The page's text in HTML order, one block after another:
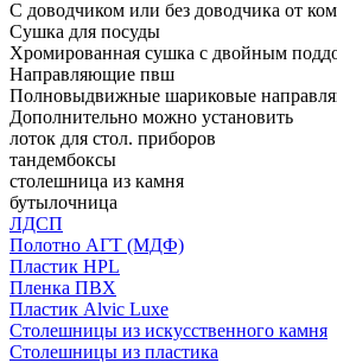
С доводчиком или без доводчика от
Сушка для посуды
Хромированная сушка с двойным
Направляющие пвш
Полновыдвижные шариковые
Дополнительно можно установить
лоток для стол. приборов
тандембоксы
столешница из камня
бутылочница
ЛДСП
Полотно АГТ (МДФ)
Пластик HPL
Пленка ПВХ
Пластик Alvic Luxe
Столешницы из искусственного камня
Столешницы из пластика